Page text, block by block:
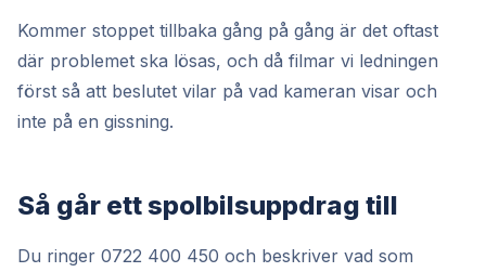
Kommer stoppet tillbaka gång på gång är det oftast
där problemet ska lösas, och då filmar vi ledningen
först så att beslutet vilar på vad kameran visar och
inte på en gissning.
Så går ett spolbilsuppdrag till
Du ringer 0722 400 450 och beskriver vad som